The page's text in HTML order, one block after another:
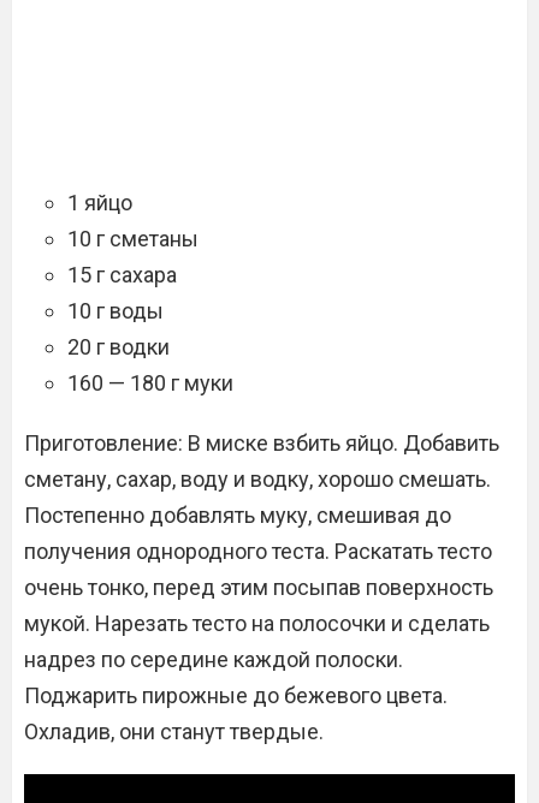
1 яйцо
10 г сметаны
15 г сахара
10 г воды
20 г водки
160 — 180 г муки
Приготовление: В миске взбить яйцо. Добавить
сметану, сахар, воду и водку, хорошо смешать.
Постепенно добавлять муку, смешивая до
получения однородного теста. Раскатать тесто
очень тонко, перед этим посыпав поверхность
мукой. Нарезать тесто на полосочки и сделать
надрез по середине каждой полоски.
Поджарить пирожные до бежевого цвета.
Охладив, они станут твердые.